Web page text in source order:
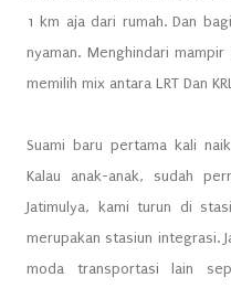
1 km aja dari rumah. Dan
nyaman. Menghindari
memilih mix antara LRT Dan
Suami baru pertama kali
Kalau anak-anak, sudah
Jatimulya, kami turun di
merupakan stasiun integrasi.
moda transportasi lain